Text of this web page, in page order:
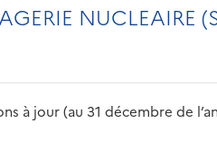
NUCLEAIRE
à jour (au 31 décembre de